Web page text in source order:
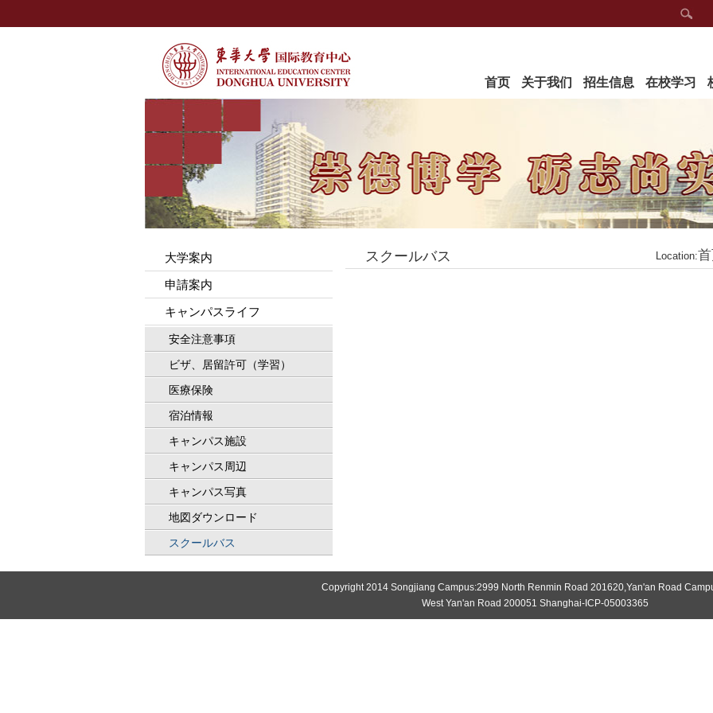
首页 关于我们 招生信息 在校学习
大学案内
申請案内
キャンパスライフ
安全注意事項
ビザ、居留許可（学習）
医療保険
宿泊情報
キャンパス施設
キャンパス周辺
キャンパス写真
地図ダウンロード
スクールバス
スクールバス Location:
Copyright 2014 Songjiang Campus:2999 North Renmin Road 201620,Yan'an Road
West Yan'an Road 200051 Shanghai-ICP-05003365